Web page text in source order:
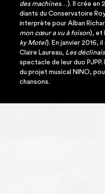
des machines…). Il crée en
diants du Conser­va­toire
inter­prète pour Alban
mon cœur a vu à foi­son), et
ky Motel). En jan­vier 2016,
Claire Lau­reau, Les
spec­tacle de leur duo
du pro­jet musi­cal NINO,
chansons.